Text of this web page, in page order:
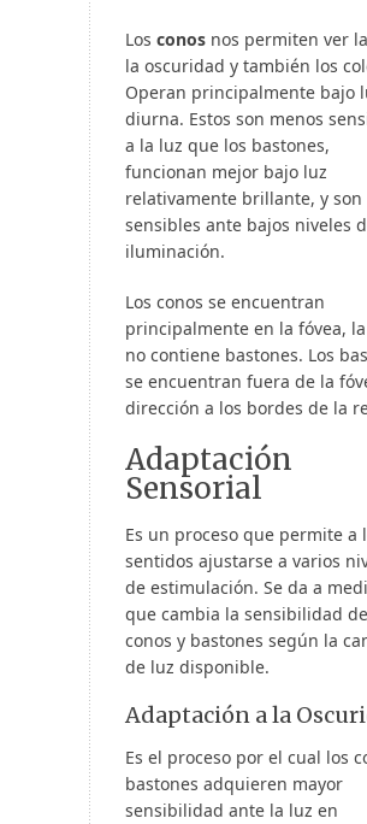
Los conos nos permiten ver
la oscuridad y también los
Operan principalmente bajo
diurna. Estos son menos
a la luz que los bastones,
funcionan mejor bajo luz
relativamente brillante, y son
sensibles ante bajos niveles
iluminación.
Los conos se encuentran
principalmente en la fóvea,
no contiene bastones. Los
se encuentran fuera de la
dirección a los bordes de la
Adaptación
Sensorial
Es un proceso que permite a
sentidos ajustarse a varios
de estimulación. Se da a
que cambia la sensibilidad
conos y bastones según la
de luz disponible.
Adaptación a la
Es el proceso por el cual los
bastones adquieren mayor
sensibilidad ante la luz en